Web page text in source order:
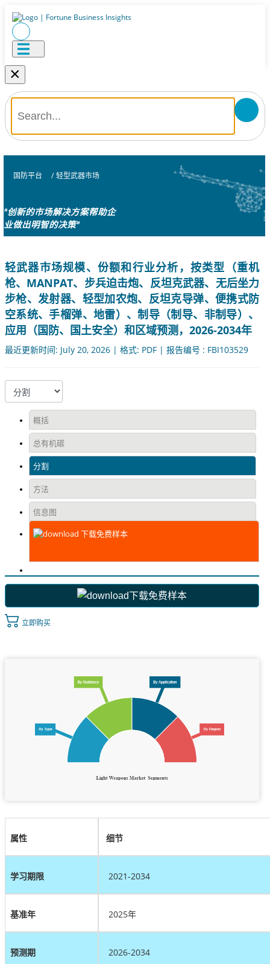
×
国防平台 / 轻型武器市场
"创新的市场解决方案帮助企
业做出明智的决策"
轻武器市场规模、份额和行业分析，按类型（重机
枪、MANPAT、步兵迫击炮、反坦克武器、无后坐力
步枪、发射器、轻型加农炮、反坦克导弹、便携式防
空系统、手榴弹、地雷）、制导（制导、非制导）、
应用（国防、国土安全）和区域预测，2026-2034年
最近更新时间: July 20, 2026 | 格式: PDF | 报告编号 : FBI103529
概括
总有机碳
分割
方法
信息图
下载免费样本
下载免费样本
立即购买
属性 细节
学习期限 2021-2034
基准年 2025年
预测期 2026-2034